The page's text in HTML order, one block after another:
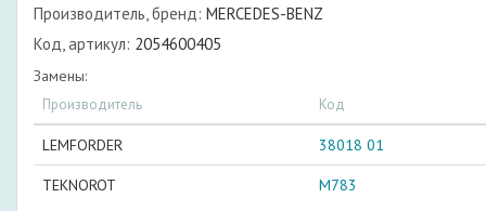
Производитель, бренд: MERCEDES-BENZ
Код, артикул: 2054600405
Замены:
Производитель Код
LEMFORDER 38018 01
TEKNOROT M783